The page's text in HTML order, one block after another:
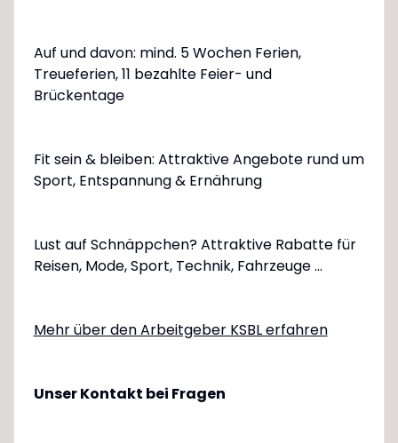
Auf und davon: mind. 5 Wochen Ferien,
Treueferien, 11 bezahlte Feier- und
Brückentage
Fit sein & bleiben: Attraktive Angebote rund um
Sport, Entspannung & Ernährung
Lust auf Schnäppchen? Attraktive Rabatte für
Reisen, Mode, Sport, Technik, Fahrzeuge ...
Mehr über den Arbeitgeber KSBL erfahren
Unser Kontakt bei Fragen